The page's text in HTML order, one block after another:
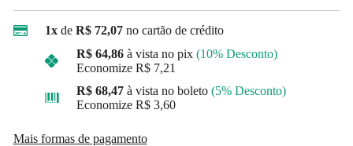
1xde R$ 72,07 no cartão de crédito
R$ 64,86 à vista no pix (10% Desconto)
Economize R$ 7,21
R$ 68,47 à vista no boleto (5% Desconto)
Economize R$ 3,60
Mais formas de pagamento